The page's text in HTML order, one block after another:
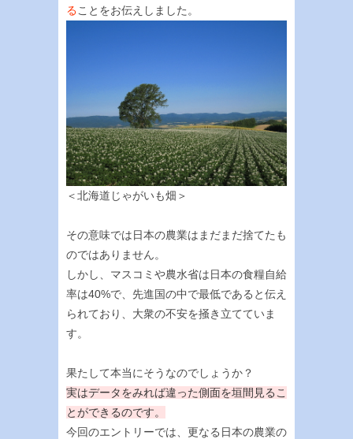
ることをお伝えしました。
＜北海道じゃがいも畑＞
その意味では日本の農業はまだまだ捨てたも
のではありません。
しかし、マスコミや農水省は日本の食糧自給
率は40%で、先進国の中で最低であると伝え
られており、大衆の不安を掻き立てていま
す。
果たして本当にそうなのでしょうか？
実はデータをみれば違った側面を垣間見るこ
とができるのです。
今回のエントリーでは、更なる日本の農業の